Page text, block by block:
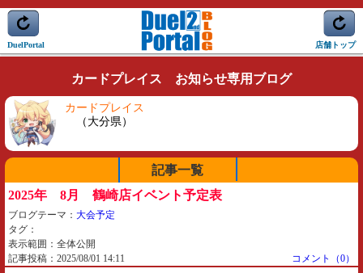
DuelPortal 店舗トップ
カードプレイス お知らせ専用ブログ
カードプレイス
（大分県）
記事一覧
2025年 8月 鶴崎店イベント予定表
ブログテーマ： 大会予定
タグ：
表示範囲：全体公開
記事投稿：2025/08/01 14:11
コメント（0）